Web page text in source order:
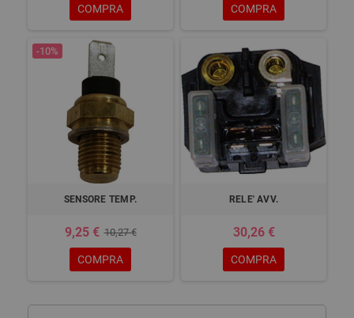
COMPRA COMPRA
-10%
SENSORE TEMP.
9,25 € 10,27 €
COMPRA
RELE' AVV.
30,26 €
COMPRA